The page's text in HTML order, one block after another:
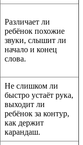
Различает ли
ребёнок похожие
звуки, слышит ли
начало и конец
слова.
Не слишком ли
быстро устаёт рука,
выходит ли
ребёнок за контур,
как держит
карандаш.